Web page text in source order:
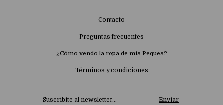
Contacto
Preguntas frecuentes
¿Cómo vendo la ropa de mis Peques?
Términos y condiciones